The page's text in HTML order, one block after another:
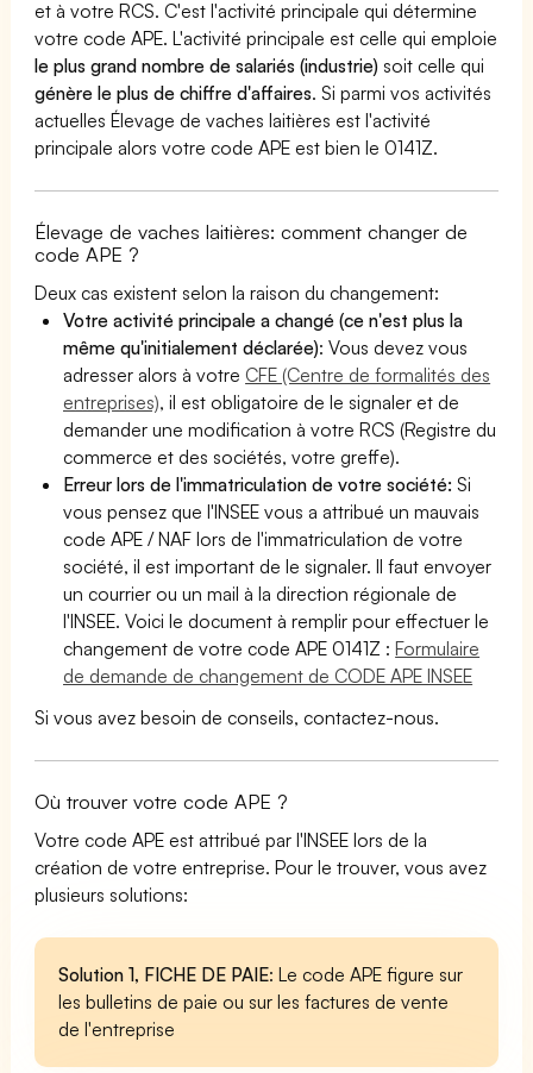
et à votre RCS. C'est l'activité principale qui détermine
votre code APE. L'activité principale est celle qui emploie
le plus grand nombre de salariés (industrie) soit celle qui
génère le plus de chiffre d'affaires. Si parmi vos activités
actuelles Élevage de vaches laitières est l'activité
principale alors votre code APE est bien le 0141Z.
Élevage de vaches laitières: comment changer de
code APE ?
Deux cas existent selon la raison du changement:
Votre activité principale a changé (ce n'est plus la
même qu'initialement déclarée): Vous devez vous
adresser alors à votre CFE (Centre de formalités des
entreprises), il est obligatoire de le signaler et de
demander une modification à votre RCS (Registre du
commerce et des sociétés, votre greffe).
Erreur lors de l'immatriculation de votre société:Si
vous pensez que l'INSEE vous a attribué un mauvais
code APE / NAF lors de l'immatriculation de votre
société, il est important de le signaler. Il faut envoyer
un courrier ou un mail à la direction régionale de
l'INSEE. Voici le document à remplir pour effectuer le
changement de votre code APE 0141Z :Formulaire
de demande de changement de CODE APE INSEE
Si vous avez besoin de conseils, contactez-nous.
Où trouver votre code APE ?
Votre code APE est attribué par l'INSEE lors de la
création de votre entreprise. Pour le trouver, vous avez
plusieurs solutions:
Solution 1, FICHE DE PAIE: Le code APE figure sur
les bulletins de paie ou sur les factures de vente
de l'entreprise